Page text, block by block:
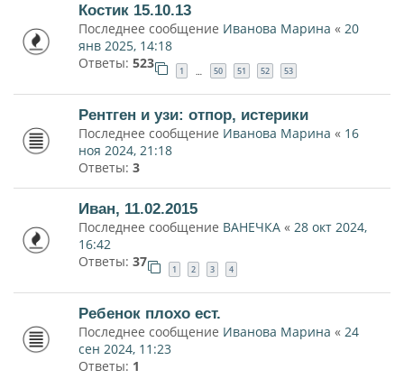
Костик 15.10.13
Последнее сообщение Иванова Марина « 20
янв 2025, 14:18
Ответы: 523 1 … 50 51 52 53
Рентген и узи: отпор, истерики
Последнее сообщение Иванова Марина « 16
ноя 2024, 21:18
Ответы: 3
Иван, 11.02.2015
Последнее сообщение ВАНЕЧКА « 28 окт 2024,
16:42
Ответы: 37 1 2 3 4
Ребенок плохо ест.
Последнее сообщение Иванова Марина « 24
сен 2024, 11:23
Ответы: 1